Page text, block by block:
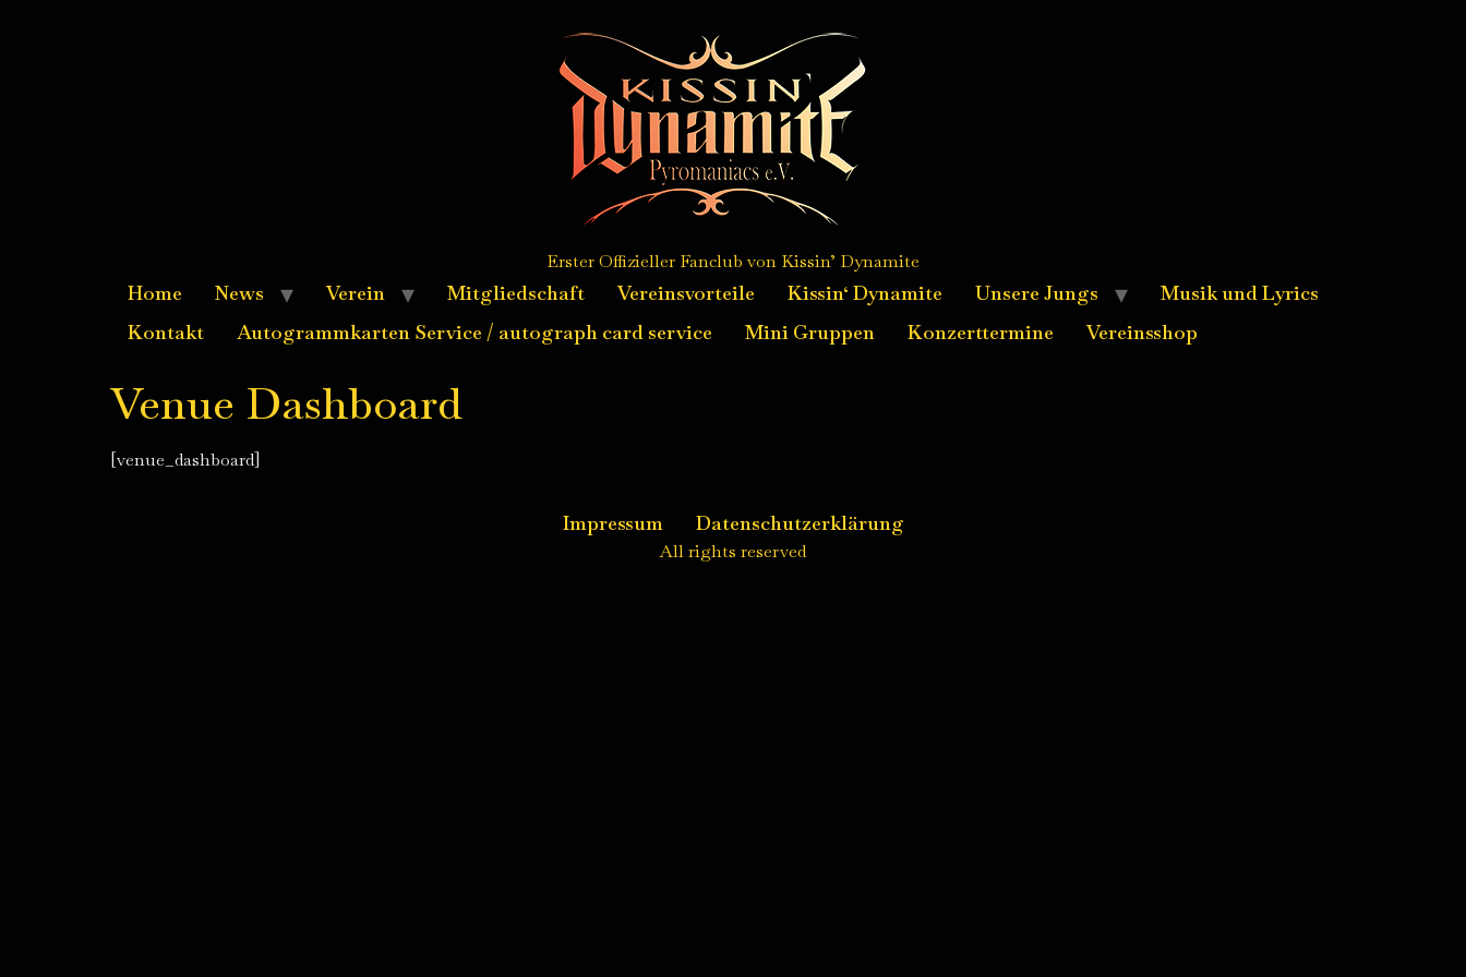
Erster Offizieller Fanclub von Kissin’ Dynamite
Home News Verein Mitgliedschaft Vereinsvorteile Kissin‘ Dynamite Unsere Jungs
Musik und Lyrics
Kontakt
Autogrammkarten Service / autograph card service Mini Gruppen Konzerttermine Vereinsshop
Venue Dashboard
[venue_dashboard]
Impressum Datenschutzerklärung
All rights reserved